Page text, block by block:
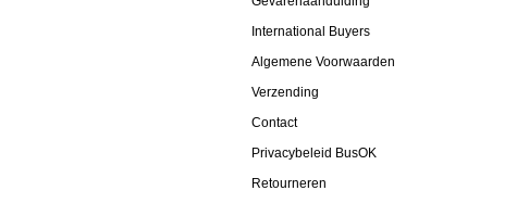
International Buyers
Algemene Voorwaarden
Verzending
Contact
Privacybeleid BusOK
Retourneren